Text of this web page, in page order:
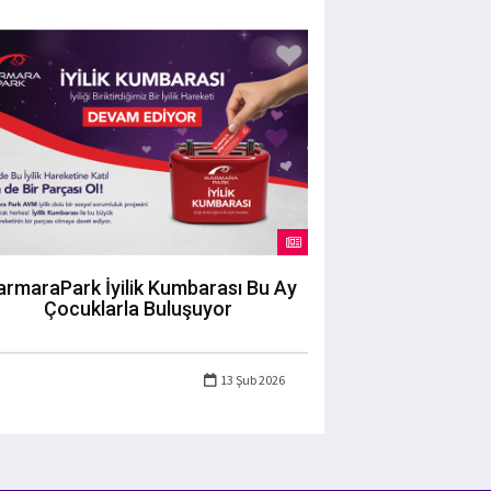
İyilik Kumbarası Bu Ay
Çocuklarla Buluşuyor
13 Şub 2026